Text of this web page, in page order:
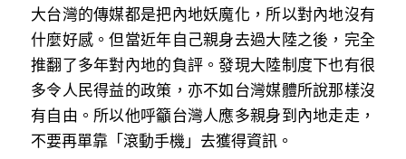
大台灣的傳媒都是把內地妖魔化，所以對內地沒有
什麼好感。但當近年自己親身去過大陸之後，完全
推翻了多年對內地的負評。發現大陸制度下也有很
多令人民得益的政策，亦不如台灣媒體所說那樣沒
有自由。所以他呼籲台灣人應多親身到內地走走，
不要再單靠「滾動手機」去獲得資訊。